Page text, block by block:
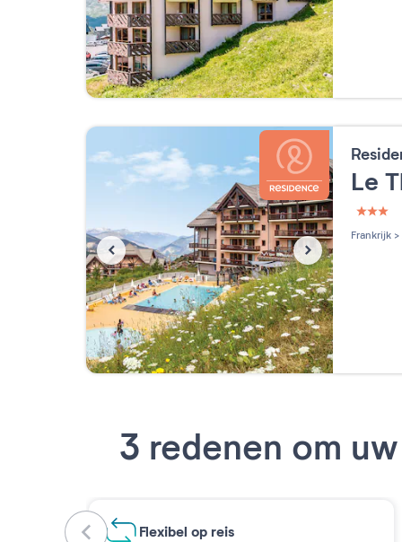
Le
3
Frankrijk >
3 redenen om
Flexibel op reis